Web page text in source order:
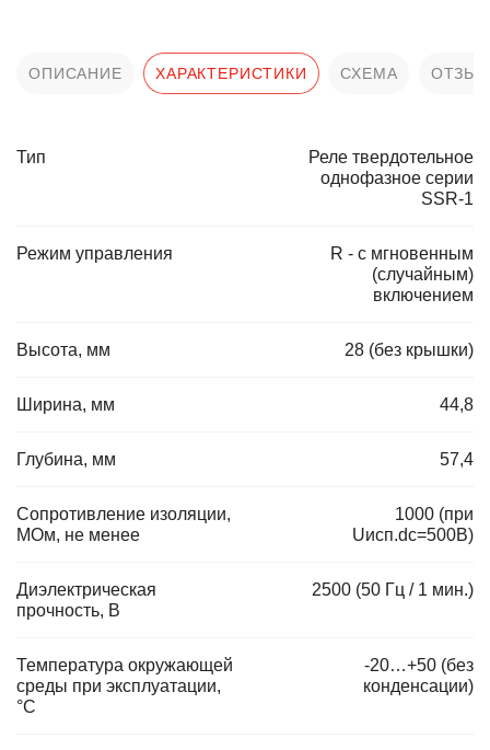
ОПИСАНИЕ ХАРАКТЕРИСТИКИ СХЕМА
Тип
Реле твердотельное
однофазное серии
SSR-1
Режим управления
R - с мгновенным
(случайным)
включением
Высота, мм 28 (без крышки)
Ширина, мм 44,8
Глубина, мм 57,4
Сопротивление изоляции,
МОм, не менее
1000 (при
Uисп.dc=500В)
Диэлектрическая
прочность, В
2500 (50 Гц / 1 мин.)
Температура окружающей
среды при эксплуатации,
°C
-20…+50 (без
конденсации)